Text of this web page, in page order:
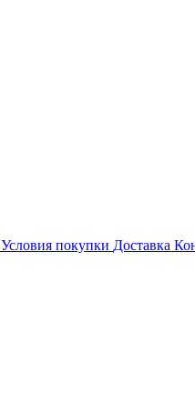
Условия покупки Доставка